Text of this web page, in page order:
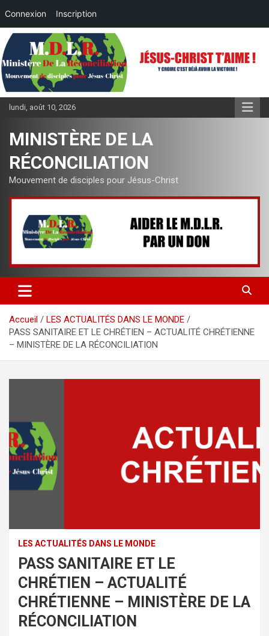
Connexion Inscription
Aller
au
contenu
lundi, août 10, 2026
MINISTÈRE DE LA
RÉCONCILIATION
Mouvement de disciples pour Jésus-Christ
Accueil
LES ACTUALITÉS DANS LE MONDE
PASS SANITAIRE ET LE CHRÉTIEN – ACTUALITÉ CHRÉTIENNE
– MINISTÈRE DE LA RÉCONCILIATION
LES ACTUALITÉS DANS LE MONDE
PASS SANITAIRE ET LE
CHRÉTIEN – ACTUALITÉ
CHRÉTIENNE – MINISTÈRE DE LA
RÉCONCILIATION